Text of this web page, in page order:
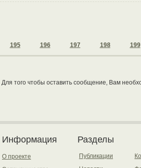
195 196 197 198 199
Для того чтобы оставить сообщение, Вам
Информация
О проекте
Разделы
Публикации